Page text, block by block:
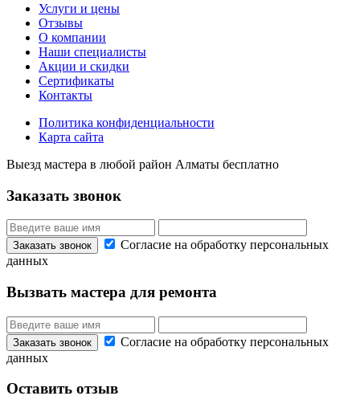
Услуги и цены
Отзывы
О компании
Наши специалисты
Акции и скидки
Сертификаты
Контакты
Политика конфиденциальности
Карта сайта
Выезд мастера в любой район Алматы бесплатно
Заказать звонок
Согласие на обработку персональных
данных
Вызвать мастера для ремонта
Согласие на обработку персональных
данных
Оставить отзыв